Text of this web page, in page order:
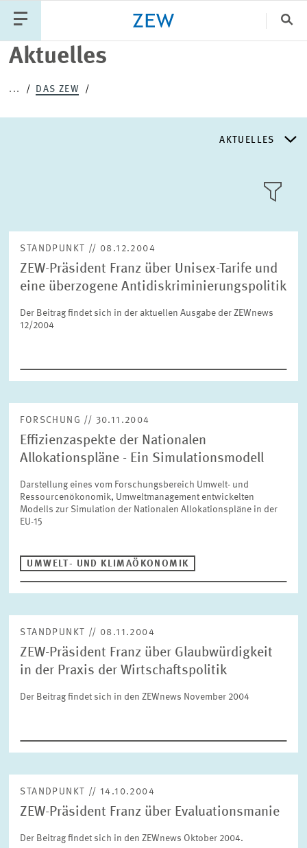
Aktuelles
... DAS ZEW
AKTUELLES
AKTUELLES
ÜBER DAS ZEW
GESCHICHTE
VERNETZUNG
HEINZ-KÖNIG-AWARD
Text
Monat
Bitte wählen Sie einen Monat
Bereiche
Bitte wählen
Bitte wählen
ZURÜCKSETZEN
STANDPUNKT // 08.12.2004
ZEW-Präsident Franz über Unisex-Tarife und
eine überzogene Antidiskriminierungspolitik
Der Beitrag findet sich in der aktuellen Ausgabe der ZEWnews
12/2004
FORSCHUNG // 30.11.2004
Effizienzaspekte der Nationalen
Allokationspläne - Ein Simulationsmodell
Darstellung eines vom Forschungsbereich Umwelt- und
Ressourcenökonomik, Umweltmanagement entwickelten
Modells zur Simulation der Nationalen Allokationspläne in der
EU-15
UMWELT- UND KLIMAÖKONOMIK
STANDPUNKT // 08.11.2004
ZEW-Präsident Franz über Glaubwürdigkeit
in der Praxis der Wirtschaftspolitik
Der Beitrag findet sich in den ZEWnews November 2004
STANDPUNKT // 14.10.2004
ZEW-Präsident Franz über Evaluationsmanie
Der Beitrag findet sich in den ZEWnews Oktober 2004.